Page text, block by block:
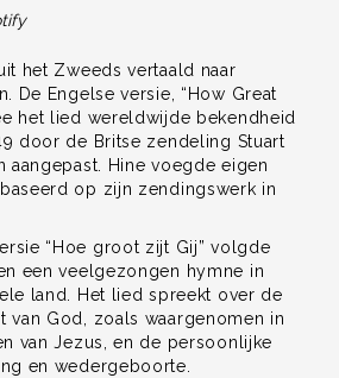
het Zweeds vertaald naar
De Engelse versie, “How Great
het lied wereldwijde bekendheid
door de Britse zendeling Stuart
aangepast. Hine voegde eigen
op zijn zendingswerk in
“Hoe groot zijt Gij” volgde
een veelgezongen hymne in
land. Het lied spreekt over de
van God, zoals waargenomen in
van Jezus, en de persoonlijke
en wedergeboorte.